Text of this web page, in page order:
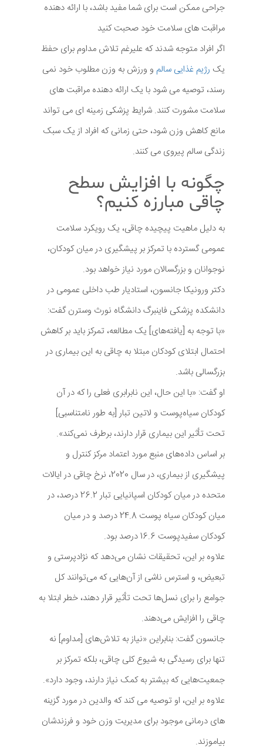
جراحی ممکن است برای شما مفید باشد، با ارائه دهنده
مراقبت های سلامت خود صحبت کنید
اگر افراد متوجه شدند که علیرغم تلاش مداوم برای حفظ
یک رژیم غذایی سالم و ورزش به وزن مطلوب خود نمی
رسند، توصیه می شود با یک ارائه دهنده مراقبت های
سلامت مشورت کنند. شرایط پزشکی زمینه ای می تواند
مانع کاهش وزن شود، حتی زمانی که افراد از یک سبک
زندگی سالم پیروی می کنند.
چگونه با افزایش سطح
چاقی مبارزه کنیم؟
به دلیل ماهیت پیچیده چاقی، یک رویکرد سلامت
عمومی گسترده با تمرکز بر پیشگیری در میان کودکان،
نوجوانان و بزرگسالان مورد نیاز خواهد بود.
دکتر ورونیکا جانسون، استادیار طب داخلی عمومی در
دانشکده پزشکی فاینبرگ دانشگاه نورث وسترن گفت:
«با توجه به [یافته‌های] یک مطالعه، تمرکز باید بر کاهش
احتمال ابتلای کودکان مبتلا به چاقی به این بیماری در
بزرگسالی باشد.
او گفت: «با این حال، این نابرابری فعلی را که در آن
کودکان سیاه‌پوست و لاتین تبار [به طور نامتناسبی]
تحت تأثیر این بیماری قرار دارند، برطرف نمی‌کند».
بر اساس داده‌های منبع مورد اعتماد مرکز کنترل و
پیشگیری از بیماری، در سال 2020، نرخ چاقی در ایالات
متحده در میان کودکان اسپانیایی تبار 26.2 درصد، در
میان کودکان سیاه پوست 24.8 درصد و در میان
کودکان سفیدپوست 16.6 درصد بود.
علاوه بر این، تحقیقات نشان می‌دهد که نژادپرستی و
تبعیض، و استرس ناشی از آن‌هایی که می‌توانند کل
جوامع را برای نسل‌ها تحت تأثیر قرار دهند، خطر ابتلا به
چاقی را افزایش می‌دهند.
جانسون گفت: بنابراین «نیاز به تلاش‌های [مداوم] نه
تنها برای رسیدگی به شیوع کلی چاقی، بلکه تمرکز بر
جمعیت‌هایی که بیشتر به کمک نیاز دارند، وجود دارد».
علاوه بر این، او توصیه می کند که والدین در مورد گزینه
های درمانی موجود برای مدیریت وزن خود و فرزندشان
بیاموزند.